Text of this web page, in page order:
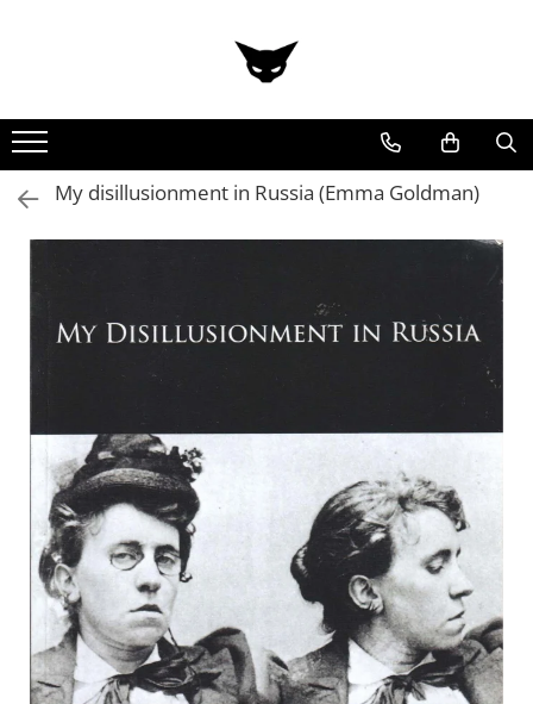
Cărți
Cărticele și broșuri
RevisteMy disillusionment in Russia (Emma Goldman)